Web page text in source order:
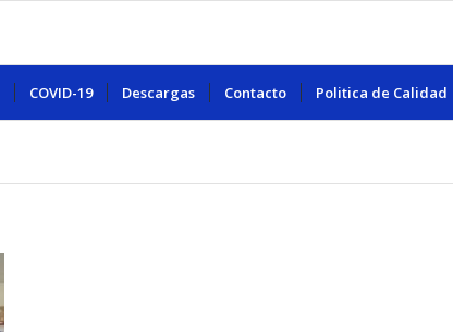
COVID-19 Descargas Contacto Politica de Calidad